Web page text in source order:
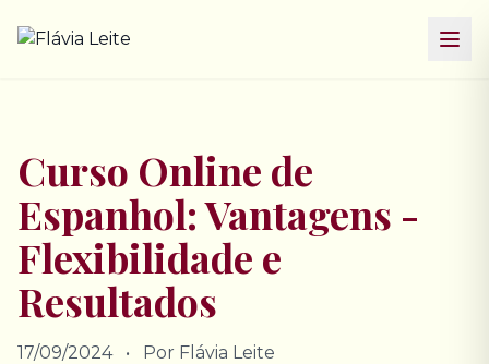
Curso Online de
Espanhol: Vantagens -
Flexibilidade e
Resultados
17/09/2024 • Por Flávia Leite